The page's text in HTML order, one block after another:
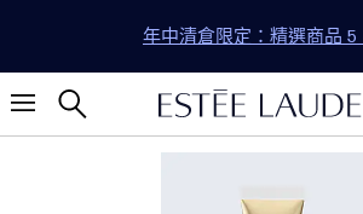
年中清倉限定：精選商品 5